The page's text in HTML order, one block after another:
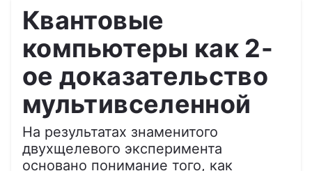
Квантовые
компьютеры как 2-
ое доказательство
мультивселенной
На результатах знаменитого
двухщелевого эксперимента
основано понимание того, как